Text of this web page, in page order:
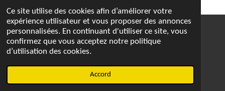
Ce site utilise des cookies afin d’améliorer votre
expérience utilisateur et vous proposer des annonces
personnalisées. En continuant d'utiliser ce site, vous
confirmez que vous acceptez notre politique
d’utilisation des cookies.
Accord
F
a
c
e
b
I
s
a
X
Propulsé par